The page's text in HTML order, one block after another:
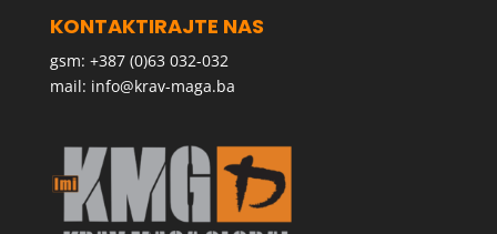
KONTAKTIRAJTE NAS
gsm: +387 (0)63 032-032
mail: info@krav-maga.ba